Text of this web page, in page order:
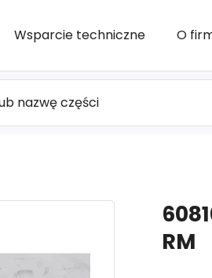
Wsparcie techniczne O
RM